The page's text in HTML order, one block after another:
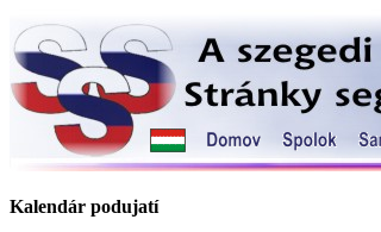
Kalendár podujatí